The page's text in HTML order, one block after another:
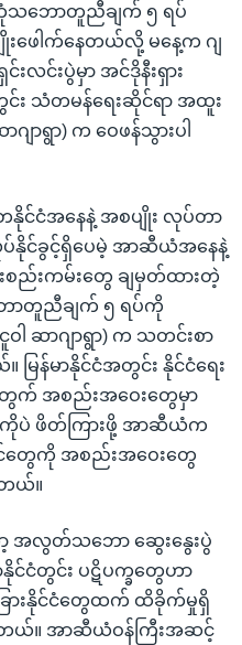
ဘောတူညီချက် ၅ ရပ်
းဖေါက်နေတယ်လို့ မနေ့က ဂျ
လင်းပွဲမှာ အင်ဒိုနီးရှား
တွင်း သံတမန်ရေးဆိုင်ရာ အထူး
ဂျာရွာ) က ဝေဖန်သွားပါ
င်ငံအနေနဲ့ အစပျိုး လုပ်တာ
င်ခွင့်ရှိပေမဲ့ အာဆီယံအနေနဲ့
စည်းကမ်းတွေ ချမှတ်ထားတဲ့
ောတူညီချက် ၅ ရပ်ကို
ငူဝါ ဆာဂျာရွာ) က သတင်းစာ
မြန်မာနိုင်ငံအတွင်း နိုင်ငံရေး
က် အစည်းအဝေးတွေမှာ
ကိုပဲ ဖိတ်ကြားဖို့ အာဆီယံက
ာင်တွေကို အစည်းအဝေးတွေ
တယ်။
ော့ အလွတ်သဘော ဆွေးနွေးပွဲ
နိုင်ငံတွင်း ပဋိပက္ခတွေဟာ
ြားနိုင်ငံတွေထက် ထိခိုက်မှုရှိ
တယ်။ အာဆီယံဝန်ကြီးအဆင့်